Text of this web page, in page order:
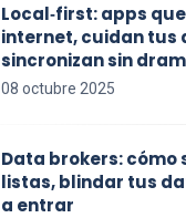
Local‑first: apps
internet, cuidan tus
sincronizan sin
08 octubre 2025
Data brokers: cómo
listas, blindar tus
a entrar